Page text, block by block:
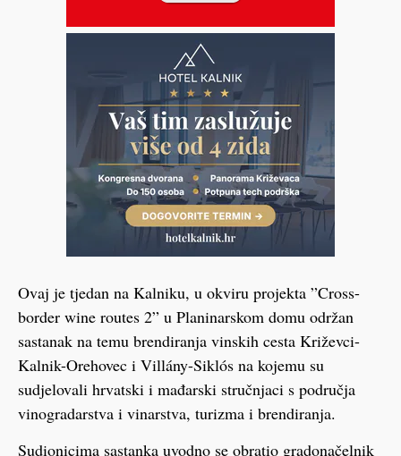
Ovaj je tjedan na Kalniku, u okviru projekta ”Cross-
border wine routes 2” u Planinarskom domu održan
sastanak na temu brendiranja vinskih cesta Križevci-
Kalnik-Orehovec i Villány-Siklós na kojemu su
sudjelovali hrvatski i mađarski stručnjaci s područja
vinogradarstva i vinarstva, turizma i brendiranja.
Sudionicima sastanka uvodno se obratio gradonačelnik